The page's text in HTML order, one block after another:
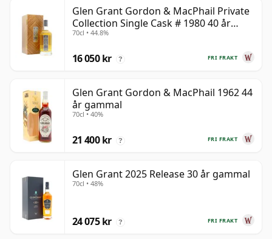
Glen Grant Gordon & MacPhail Private
Collection Single Cask # 1980 40 år
gammal
70cl • 44.8%
FRI FRAKT
16 050 kr ?
Glen Grant Gordon & MacPhail 1962 44
år gammal
70cl • 40%
FRI FRAKT
21 400 kr ?
Glen Grant 2025 Release 30 år gammal
70cl • 48%
FRI FRAKT
24 075 kr ?